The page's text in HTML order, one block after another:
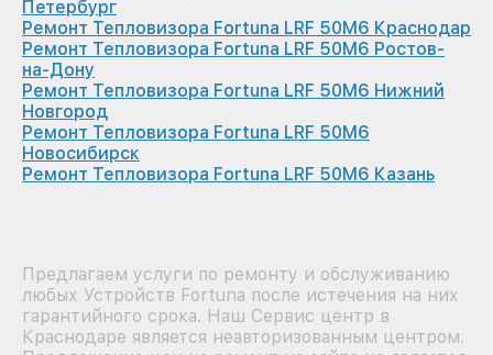
Петербург
Ремонт Тепловизора Fortuna LRF 50M6 Краснодар
Ремонт Тепловизора Fortuna LRF 50M6 Ростов-
на-Дону
Ремонт Тепловизора Fortuna LRF 50M6 Нижний
Новгород
Ремонт Тепловизора Fortuna LRF 50M6
Новосибирск
Ремонт Тепловизора Fortuna LRF 50M6 Казань
Предлагаем услуги по ремонту и обслуживанию
любых Устройств Fortuna после истечения на них
гарантийного срока. Наш Сервис центр в
Краснодаре является неавторизованным центром.